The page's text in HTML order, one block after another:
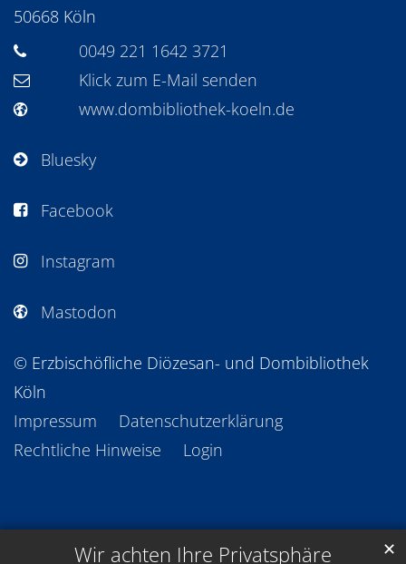
Wir achten Ihre Privatsphäre ✕
50668 Köln
0049 221 1642 3721
Klick zum E-Mail senden
www.dombibliothek-koeln.de
Bluesky
Facebook
Instagram
Mastodon
© Erzbischöfliche Diözesan- und Dombibliothek
Köln
Impressum
Datenschutzerklärung
Rechtliche Hinweise
Login